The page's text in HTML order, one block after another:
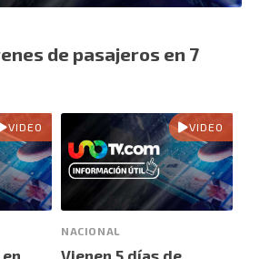
de pasajeros en 7
VIDEO VIDEO
NACIONAL
Vienen 5 días de